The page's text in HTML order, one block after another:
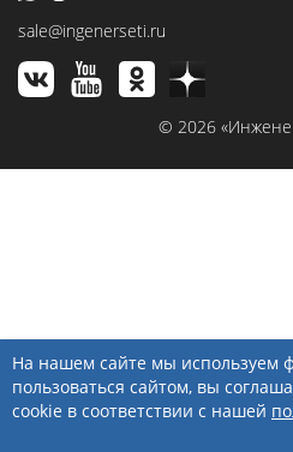
sale@ingenerseti.ru
© 2026
На нашем сайте мы используем
пользоваться сайтом, вы
cookie в соответствии с нашей